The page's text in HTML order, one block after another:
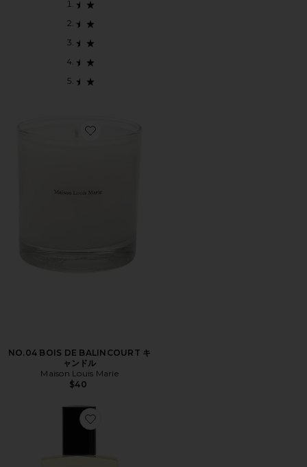
Favorite NO.04 BOIS DE BALINCOURT キャンドル
NO.04 BOIS DE BALINCOURT キ
ャンドル
Maison Louis Marie
$40
Favorite NO.4 BOIS DE BALINCOURT 香油